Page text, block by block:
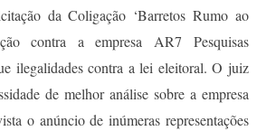
da Coligação ‘Barretos Rumo ao
contra a empresa AR7 Pesquisas
ilegalidades contra a lei eleitoral. O juiz
de melhor análise sobre a empresa
o anúncio de inúmeras representações